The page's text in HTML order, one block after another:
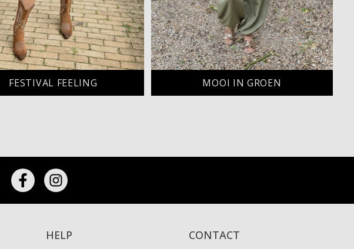
FESTIVAL FEELING MOOI IN GROEN
HELP CONTACT